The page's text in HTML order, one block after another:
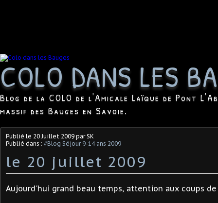
COLO DANS LES
Blog de la COLO de l'Amicale Laïque de Pont
massif des Bauges en Savoie.
Publié le 20 Juillet 2009 par SK
Publié dans : #Blog Séjour 9-14 ans 2009
le 20 juillet 2009
Aujourd'hui grand beau temps, attention aux coups